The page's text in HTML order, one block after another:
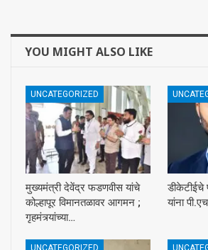
YOU MIGHT ALSO LIKE
UNCATEGORIZED
मुख्यमंत्री देवेंद्र फडणवीस यांचे
कोल्हापूर विमानतळावर आगमन ;
गृहमंत्र्यांच्या…
डीकेटीईचे
यांना
UNCATEGORIZED